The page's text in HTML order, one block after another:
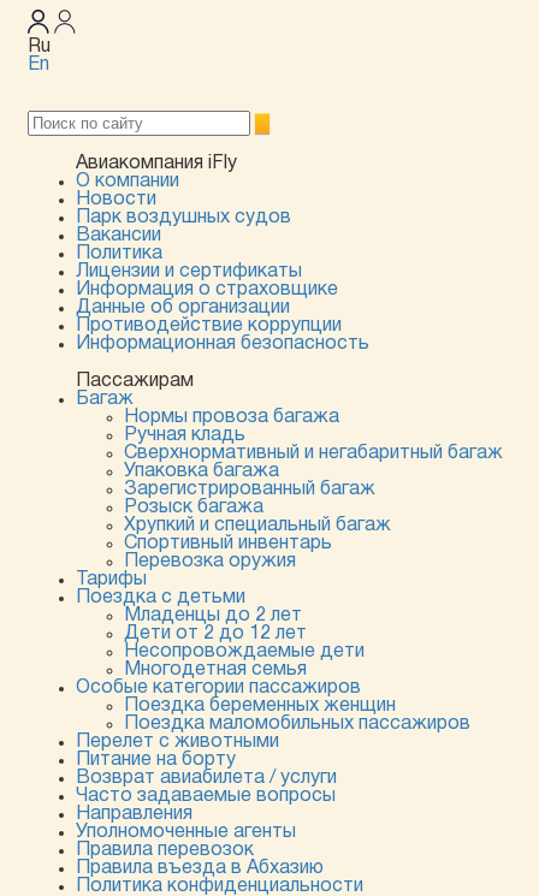
Ru
En
Авиакомпания iFly
О компании
Новости
Парк воздушных судов
Вакансии
Политика
Лицензии и сертификаты
Информация о страховщике
Данные об организации
Противодействие коррупции
Информационная безопасность
Пассажирам
Багаж
Нормы провоза багажа
Ручная кладь
Сверхнормативный и негабаритный багаж
Упаковка багажа
Зарегистрированный багаж
Розыск багажа
Хрупкий и специальный багаж
Спортивный инвентарь
Перевозка оружия
Тарифы
Поездка с детьми
Младенцы до 2 лет
Дети от 2 до 12 лет
Несопровождаемые дети
Многодетная семья
Особые категории пассажиров
Поездка беременных женщин
Поездка маломобильных пассажиров
Перелет с животными
Питание на борту
Возврат авиабилета / услуги
Часто задаваемые вопросы
Направления
Уполномоченные агенты
Правила перевозок
Правила въезда в Абхазию
Политика конфиденциальности